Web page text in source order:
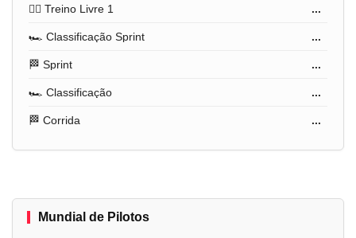
🏋️‍♂️ Treino Livre 1
...
🏎️ Classificação Sprint ...
🏁 Sprint ...
🏎️ Classificação ...
🏁 Corrida ...
Mundial de Pilotos